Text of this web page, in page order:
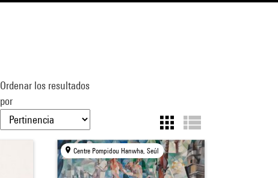
Ordenar los resultados
por
Centre Pompidou Hanwha, Seúl